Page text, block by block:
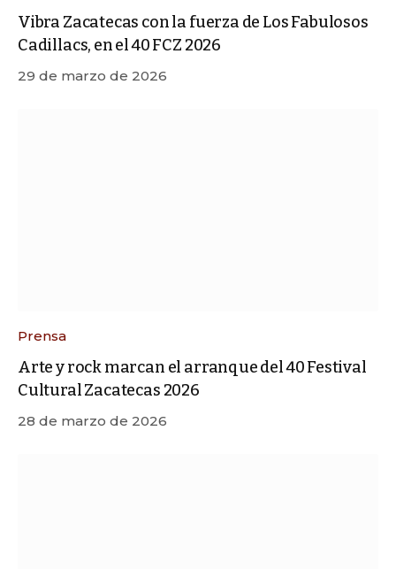
Vibra Zacatecas con la fuerza de Los Fabulosos
Cadillacs, en el 40 FCZ 2026
29 de marzo de 2026
Prensa
Arte y rock marcan el arranque del 40 Festival
Cultural Zacatecas 2026
28 de marzo de 2026